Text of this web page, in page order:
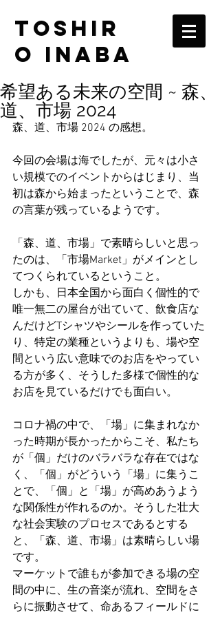
TOSHIR
O INABA
希望ある未来の空間 ~ 森、
道、市場 2024
森、道、市場 2024 の感想。
今回の会場は海でしたが、元々は小さ
い規模でのイベントからはじまり、当
初は森から始まったということで、森
の言葉が残っているようです。
「森、道、市場」で素晴らしいと思っ
たのは、「市場Market」がメインとし
てつくられているということ。
しかも、日本全国から面白く個性的で
唯一無二の屋台が出ていて、飲食店な
んだけどTシャツやシールを作っていた
り、特定の業種というよりも、場や空
間という広い意味でのお店をやってい
る方が多く、そうした多様で個性的な
お店を見ているだけでも面白い。
コロナ禍の中で、「場」に集まれなか
った時期が長かったからこそ、私たち
が「個」だけのバラバラな存在ではな
く、「個」がどういう「場」に集うこ
とで、「個」と「場」が高めあうよう
な関係性が作れるのか。そうした壮大
な社会実験のプロセスであるとする
と、「森、道、市場」は素晴らしい場
です。
マーケットで誰もが参加できる場の空
間の中に、生の音楽が流れ、空間をさ
らに振動させて、命あるフィールドに